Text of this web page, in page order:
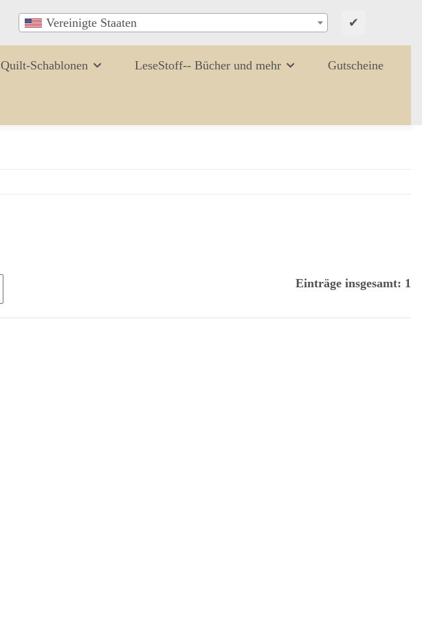
Vereinigte Staaten ✔
Quilt-Schablonen LeseStoff-- Bücher und mehr Gutscheine
Einträge insgesamt: 1